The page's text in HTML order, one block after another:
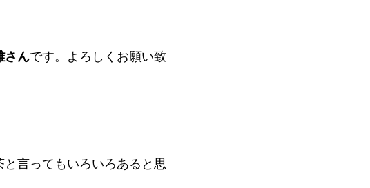
さんです。よろしくお願い致
言ってもいろいろあると思